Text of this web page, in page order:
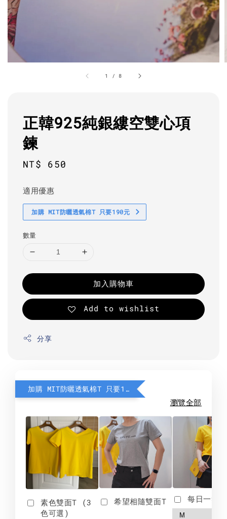
1 / 8
正韓925純銀縷空雙心項
鍊
Regular
NT$ 650
適用優惠
加購 MIT防曬透氣棉T 只要190元
數量
加入購物車
Add to wishlist
分享
加購 MIT防曬透氣棉T 只要190元
瀏覽全部
素色雙面T (3
色可選)
希望相隨雙面T 每日一笑